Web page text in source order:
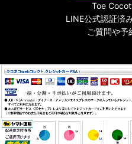
Toe
LINE公式認証済
ご質問や予